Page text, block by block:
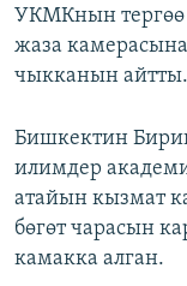
УКМКнын тергөө
жаза
чыкканын айтты.
Бишкектин
илимдер
атайын кызмат
бөгөт чарасын
камакка алган.